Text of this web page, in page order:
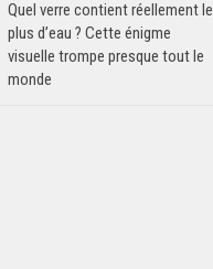
Quel verre contient réellement le
plus d’eau ? Cette énigme
visuelle trompe presque tout le
monde